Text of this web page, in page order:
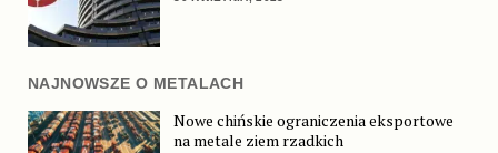
NAJNOWSZE O METALACH
Nowe chińskie ograniczenia eksportowe
na metale ziem rzadkich